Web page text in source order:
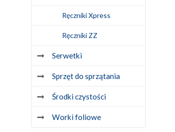
Ręczniki Xpress
Ręczniki ZZ
Serwetki
Sprzęt do sprzątania
Środki czystości
Worki foliowe